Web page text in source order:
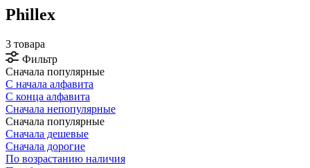
Phillex
3 товара
Фильтр
Сначала популярные
С начала алфавита
С конца алфавита
Сначала непопулярные
Сначала популярные
Сначала дешевые
Сначала дорогие
По возрастанию наличия